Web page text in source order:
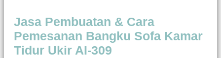
Jasa Pembuatan & Cara
Pemesanan Bangku Sofa Kamar
Tidur Ukir AI-309